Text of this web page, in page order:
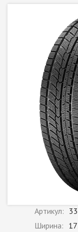
Артикул:
Ширина: